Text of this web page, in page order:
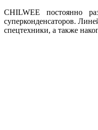
CHILWEE постоянно
суперконденсаторов.
спецтехники, а также